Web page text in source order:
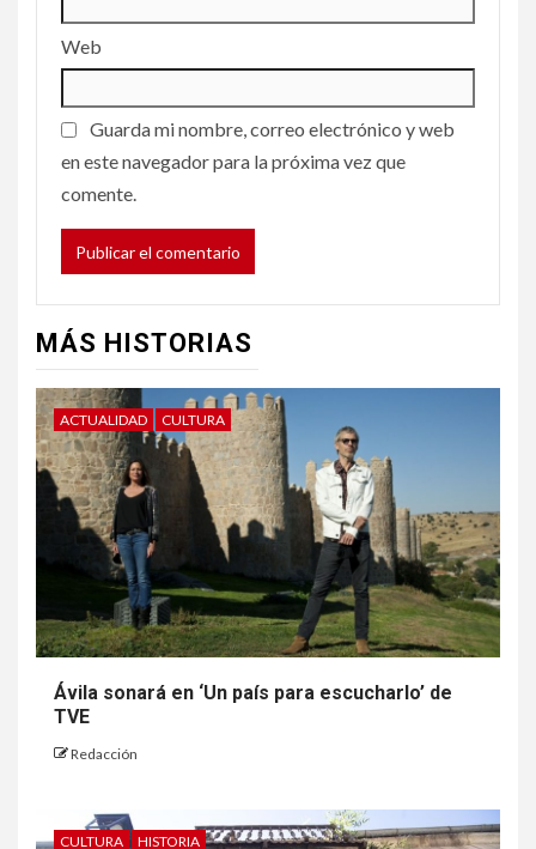
Web
Guarda mi nombre, correo electrónico y web
en este navegador para la próxima vez que
comente.
MÁS HISTORIAS
ACTUALIDAD CULTURA
Ávila sonará en ‘Un país para escucharlo’ de
TVE
Redacción
CULTURA HISTORIA